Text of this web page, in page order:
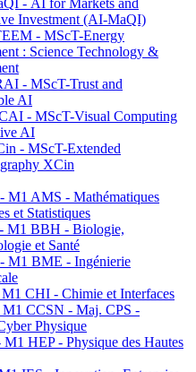
- AI for Markets and
Investment (AI-MaQI)
- MScT-Energy
: Science Technology &
- MScT-Trust and
AI
- MScT-Visual Computing
AI
- MScT-Extended
XCin
M1 AMS - Mathématiques
et Statistiques
M1 BBH - Biologie,
et Santé
M1 BME - Ingénierie
CHI - Chimie et Interfaces
CCSN - Maj. CPS -
Physique
HEP - Physique des Hautes